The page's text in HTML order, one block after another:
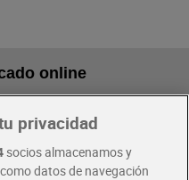
online
privacidad
socios almacenamos y
datos de navegación